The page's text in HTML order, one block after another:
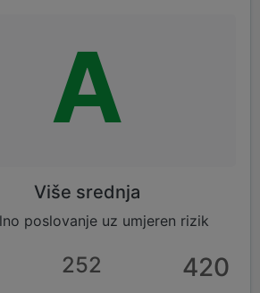
A
Više srednja
poslovanje uz umjeren rizik
252 420